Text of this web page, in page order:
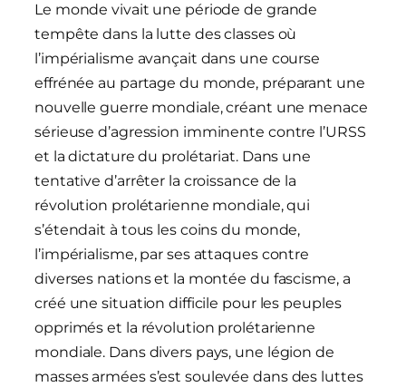
Le monde vivait une période de grande
tempête dans la lutte des classes où
l’impérialisme avançait dans une course
effrénée au partage du monde, préparant une
nouvelle guerre mondiale, créant une menace
sérieuse d’agression imminente contre l’URSS
et la dictature du prolétariat. Dans une
tentative d’arrêter la croissance de la
révolution prolétarienne mondiale, qui
s’étendait à tous les coins du monde,
l’impérialisme, par ses attaques contre
diverses nations et la montée du fascisme, a
créé une situation difficile pour les peuples
opprimés et la révolution prolétarienne
mondiale. Dans divers pays, une légion de
masses armées s’est soulevée dans des luttes